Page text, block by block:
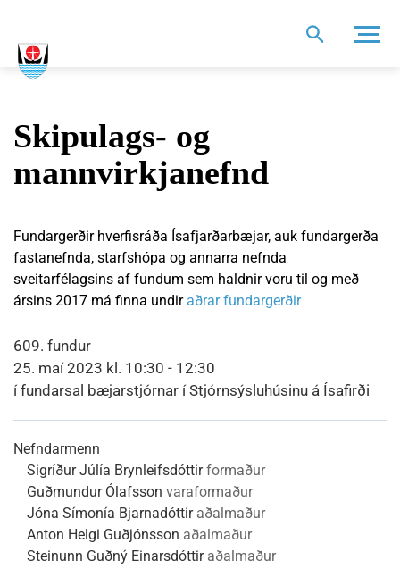
Skipulags- og
mannvirkjanefnd
Fundargerðir hverfisráða Ísafjarðarbæjar, auk fundargerða
fastanefnda, starfshópa og annarra nefnda
sveitarfélagsins af fundum sem haldnir voru til og með
ársins 2017 má finna undir aðrar fundargerðir
609. fundur
25. maí 2023 kl. 10:30 - 12:30
í fundarsal bæjarstjórnar í Stjórnsýsluhúsinu á Ísafirði
Nefndarmenn
Sigríður Júlía Brynleifsdóttir formaður
Guðmundur Ólafsson varaformaður
Jóna Símonía Bjarnadóttir aðalmaður
Anton Helgi Guðjónsson aðalmaður
Steinunn Guðný Einarsdóttir aðalmaður